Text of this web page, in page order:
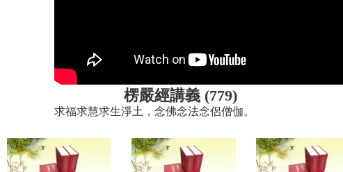
楞嚴經講義 (779)
求福求慧求生淨土，念佛念法念侶僧伽。